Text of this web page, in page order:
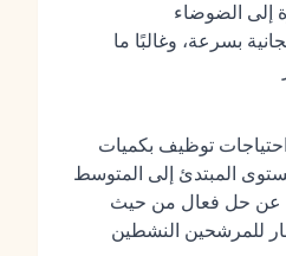
إلى الضوضاء
بسرعة، وغالبًا ما
توظيف بكميات
المبتدئ إلى المتوسط
عن حل فعال من حيث
للمرشحين النشطين